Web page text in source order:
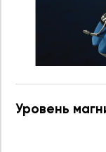
Уровень